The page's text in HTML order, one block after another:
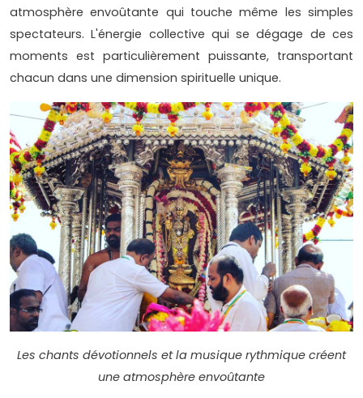
atmosphère envoûtante qui touche même les simples
spectateurs. L'énergie collective qui se dégage de ces
moments est particulièrement puissante, transportant
chacun dans une dimension spirituelle unique.
Les chants dévotionnels et la musique rythmique créent
une atmosphère envoûtante